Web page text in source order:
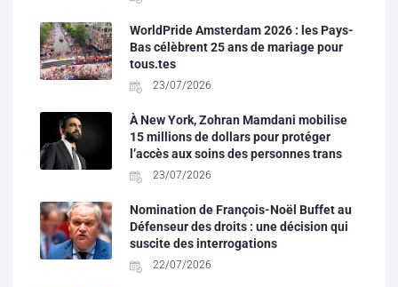
WorldPride Amsterdam 2026 : les Pays-
Bas célèbrent 25 ans de mariage pour
tous.tes
23/07/2026
À New York, Zohran Mamdani mobilise
15 millions de dollars pour protéger
l’accès aux soins des personnes trans
23/07/2026
Nomination de François-Noël Buffet au
Défenseur des droits : une décision qui
suscite des interrogations
22/07/2026